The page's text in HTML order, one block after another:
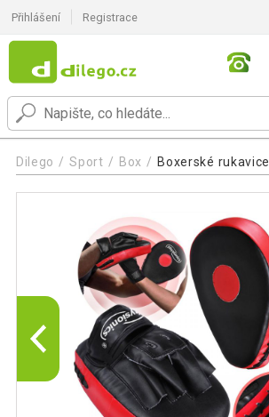
Přihlášení Registrace
Dilego Sport Box Boxerské rukavice